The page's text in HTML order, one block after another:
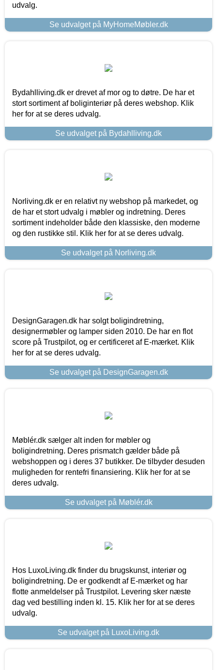
udvalg.
Se udvalget på MyHomeMøbler.dk
Bydahlliving.dk er drevet af mor og to døtre. De har et
stort sortiment af boliginteriør på deres webshop. Klik
her for at se deres udvalg.
Se udvalget på Bydahlliving.dk
Norliving.dk er en relativt ny webshop på markedet, og
de har et stort udvalg i møbler og indretning. Deres
sortiment indeholder både den klassiske, den moderne
og den rustikke stil. Klik her for at se deres udvalg.
Se udvalget på Norliving.dk
DesignGaragen.dk har solgt boligindretning,
designermøbler og lamper siden 2010. De har en flot
score på Trustpilot, og er certificeret af E-mærket. Klik
her for at se deres udvalg.
Se udvalget på DesignGaragen.dk
Møblér.dk sælger alt inden for møbler og
boligindretning. Deres prismatch gælder både på
webshoppen og i deres 37 butikker. De tilbyder desuden
muligheden for rentefri finansiering. Klik her for at se
deres udvalg.
Se udvalget på Møblér.dk
Hos LuxoLiving.dk finder du brugskunst, interiør og
boligindretning. De er godkendt af E-mærket og har
flotte anmeldelser på Trustpilot. Levering sker næste
dag ved bestilling inden kl. 15. Klik her for at se deres
udvalg.
Se udvalget på LuxoLiving.dk